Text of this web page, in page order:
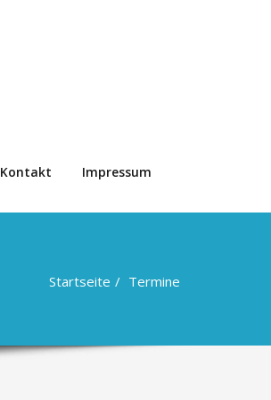
Kontakt Impressum
Startseite Termine